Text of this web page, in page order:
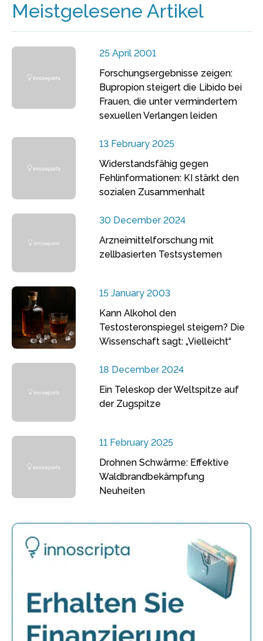
Meistgelesene Artikel
25 April 2001
Forschungsergebnisse zeigen:
Bupropion steigert die Libido bei
Frauen, die unter vermindertem
sexuellen Verlangen leiden
13 February 2025
Widerstandsfähig gegen
Fehlinformationen: KI stärkt den
sozialen Zusammenhalt
30 December 2024
Arzneimittelforschung mit
zellbasierten Testsystemen
15 January 2003
Kann Alkohol den
Testosteronspiegel steigern? Die
Wissenschaft sagt: „Vielleicht“
18 December 2024
Ein Teleskop der Weltspitze auf
der Zugspitze
11 February 2025
Drohnen Schwärme: Effektive
Waldbrandbekämpfung
Neuheiten